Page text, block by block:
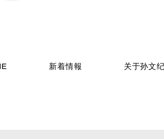
新着情報 关于孙文